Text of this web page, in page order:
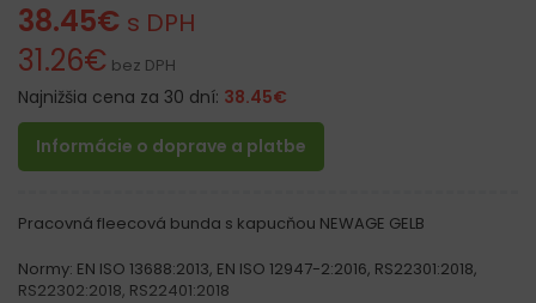
38.45€ s DPH
31.26€ bez DPH
Najnižšia cena za 30 dní: 38.45€
Informácie o doprave a platbe
Pracovná fleecová bunda s kapucňou NEWAGE GELB
Normy: EN ISO 13688:2013, EN ISO 12947-2:2016, RS22301:2018,
RS22302:2018, RS22401:2018